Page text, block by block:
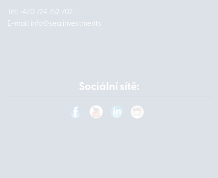
Tel: +420 724 752 702
E-mail: info@sea.investments
Sociální sítě: